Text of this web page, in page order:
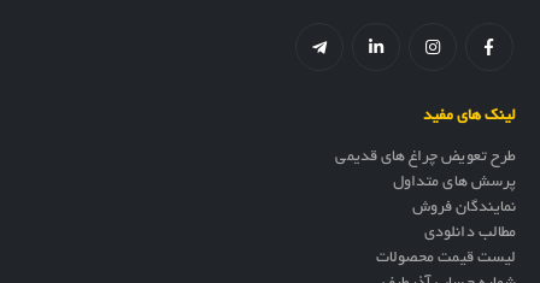
لینک های مفید
طرح تعویض چراغ های قدیمی
پرسش های متداول
نمایندگان فروش
مطالب دانلودی
لیست قیمت محصولات